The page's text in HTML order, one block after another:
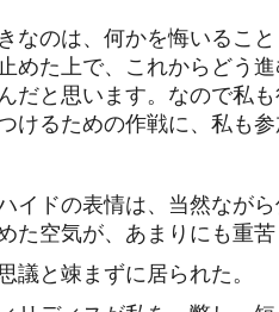
きなのは、何かを悔いるこ
めた上で、これからどう
だと思います。なので私
けるための作戦に、私も
イドの表情は、当然なが
た空気が、あまりにも重
議と竦まずに居られた。